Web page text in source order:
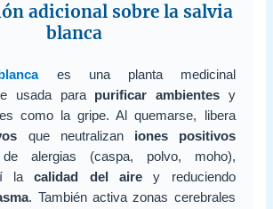
adicional sobre la salvia
blanca
es una planta medicinal
usada para purificar ambientesy
como la gripe. Al quemarse, libera
que neutralizan iones positivos
de alergias (caspa, polvo, moho),
lacalidad del airey reduciendo
. También activa zonas cerebrales